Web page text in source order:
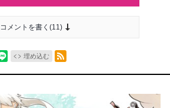
コメントを書く(11)
埋め込む
RSSフィード